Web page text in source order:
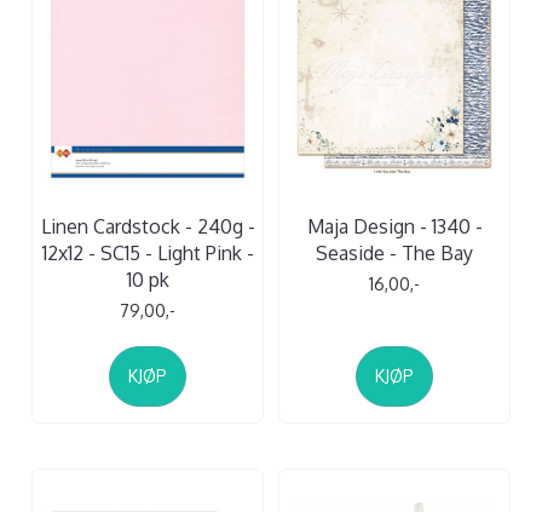
Linen Cardstock - 240g -
12x12 - SC15 - Light Pink -
10 pk
79,00,-
KJØP
Maja Design - 1340 -
Seaside - The Bay
16,00,-
KJØP